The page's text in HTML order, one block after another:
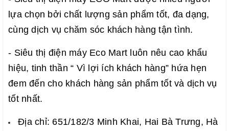
lựa chọn bởi chất lượng sản phẩm tốt, đa dạng,
cùng dịch vụ chăm sóc khách hàng tận tình.
- Siêu thị điện máy Eco Mart luôn nêu cao khẩu
hiệu, tinh thần “ Vì lợi ích khách hàng” hứa hẹn
đem đến cho khách hàng sản phẩm tốt và dịch vụ
tốt nhất.
Địa chỉ: 651/182/3 Minh Khai, Hai Bà Trưng, Hà